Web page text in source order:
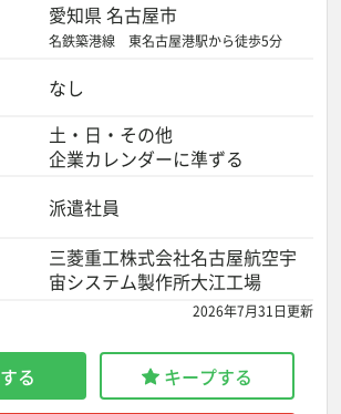
愛知県 名古屋市
名鉄築港線 東名古屋港駅から徒歩5分
なし
土・日・その他
企業カレンダーに準ずる
派遣社員
三菱重工株式会社名古屋航空宇
宙システム製作所大江工場
2026年7月31日更新
る キープする